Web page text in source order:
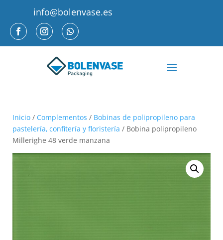
info@bolenvase.es
Inicio / Complementos / Bobinas de polipropileno para
pastelería, confitería y floristería / Bobina polipropileno
Millerighe 48 verde manzana